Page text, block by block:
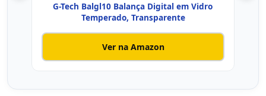
G-Tech Balgl10 Balança Digital em Vidro
Temperado, Transparente
Ver na Amazon